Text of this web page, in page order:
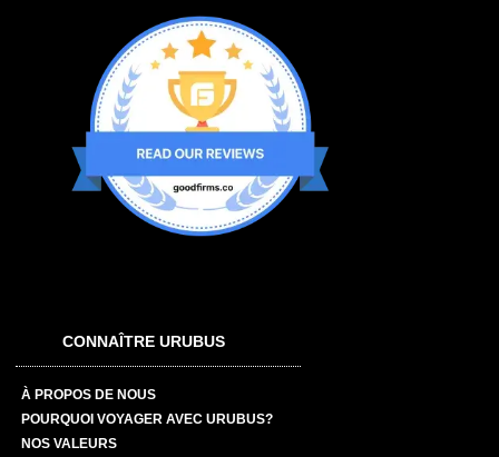
CONNAÎTRE URUBUS
À PROPOS DE NOUS
POURQUOI VOYAGER AVEC URUBUS?
NOS VALEURS